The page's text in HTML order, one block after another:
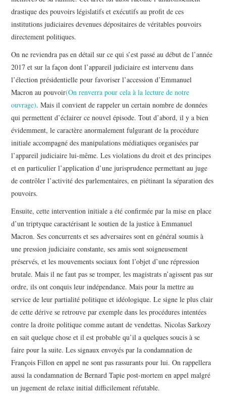
drastique des pouvoirs législatifs et exécutifs au profit de ces
institutions judiciaires devenues dépositaires de véritables pouvoirs
directement politiques.
On ne reviendra pas en détail sur ce qui s’est passé au début de l’année
2017 et sur la façon dont l’appareil judiciaire est intervenu dans
l’élection présidentielle pour favoriser l’accession d’Emmanuel
Macron au pouvoir(On renverra pour cela à la lecture de notre
ouvrage). Mais il convient de rappeler un certain nombre de données
qui permettent d’éclairer ce nouvel épisode. Tout d’abord, il y a bien
évidemment, le caractère anormalement fulgurant de la procédure
initiale accompagné des manipulations médiatiques organisées par
l’appareil judiciaire lui-même. Les violations du droit et des principes
et en particulier l’application d’une jurisprudence permettant au juge
de contrôler l’activité des parlementaires, en piétinant la séparation des
pouvoirs.
Ensuite, cette intervention initiale a été confirmée par la mise en place
d’un triptyque caractérisant le soutien de la justice à Emmanuel
Macron. Ses concurrents et ses adversaires sont en général soumis à
une pression judiciaire constante, ses amis sont soigneusement
préservés, et les mouvements sociaux font l’objet d’une répression
brutale. Mais il ne faut pas se tromper, les magistrats n’agissent pas sur
ordre, ils ont conquis leur indépendance. Mais pour la mettre au
service de leur partialité politique et idéologique. Le signe le plus clair
de cette dérive se retrouve par exemple dans les procédures intentées
contre la droite politique comme autant de vendettas. Nicolas Sarkozy
en sait quelque chose et il est probable qu’il a quelques soucis à se
faire pour la suite. Les signaux envoyés par la condamnation de
François Fillon en appel ne sont pas rassurants pour lui. On rappellera
aussi la condamnation de Bernard Tapie post-mortem en appel malgré
un jugement de relaxe initial difficilement réfutable.